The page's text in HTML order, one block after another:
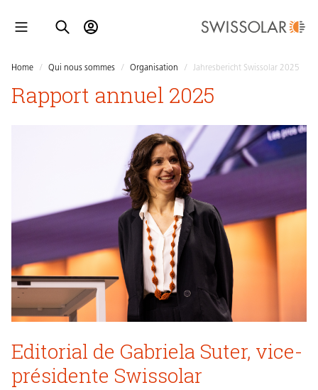
Home / Qui nous sommes / Organisation / Jahresbericht Swissolar 2025
Rapport annuel 2025
Editorial de Gabriela Suter, vice-
présidente Swissolar